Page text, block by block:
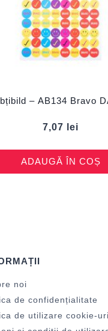
– AB134 Bravo
7,07 lei
ADAUGĂ ÎN COȘ
noi
de confidențialitate
de utilizare cookie-uri